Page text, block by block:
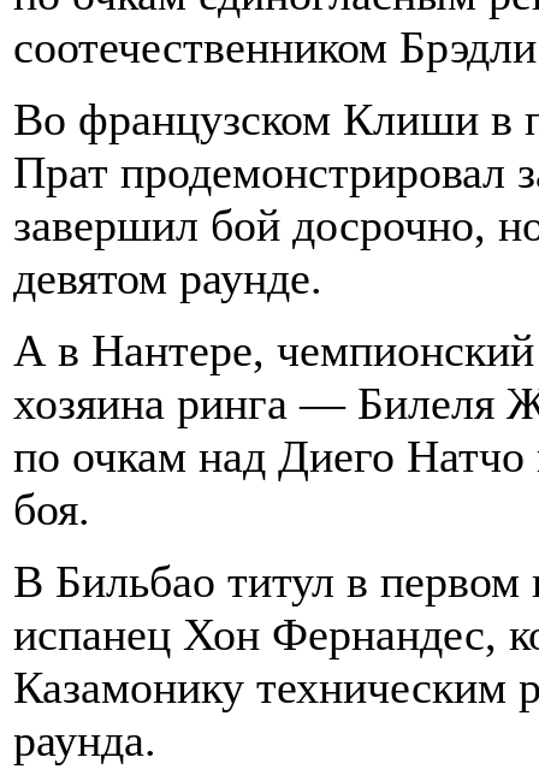
соотечественником
Во французском Клиши в
Прат продемонстрировал
завершил бой досрочно,
девятом раунде.
А в Нантере, чемпионский
хозяина ринга — Билеля
по очкам над Диего Натчо
боя.
В Бильбао титул в первом
испанец Хон Фернандес,
Казамонику техническим
раунда.